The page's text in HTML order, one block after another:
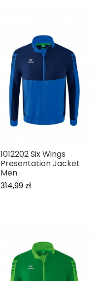
1012202 Six Wings
Presentation Jacket
Men
314,99 zł